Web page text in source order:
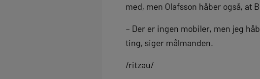
med, men Olafsson håber også, at
– Der er ingen mobiler, men jeg
ting, siger målmanden.
/ritzau/